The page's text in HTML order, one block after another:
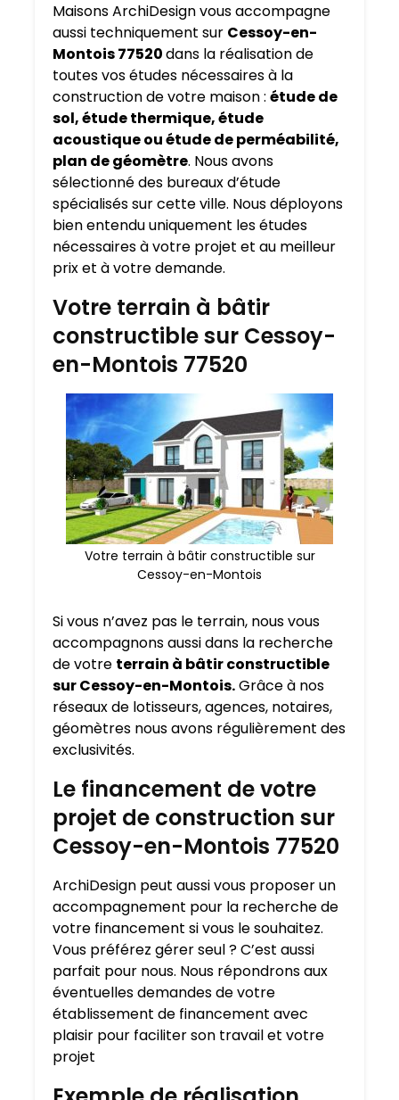
Maisons ArchiDesign vous accompagne
aussi techniquement sur Cessoy-en-
Montois 77520dans la réalisation de
toutes vos études nécessaires à la
construction de votre maison : étude de
sol, étude thermique, étude
acoustique ou étude de perméabilité,
plan de géomètre. Nous avons
sélectionné des bureaux d’étude
spécialisés sur cette ville. Nous déployons
bien entendu uniquement les études
nécessaires à votre projet et au meilleur
prix et à votre demande.
Votre terrain à bâtir
constructible sur Cessoy-
en-Montois 77520
Votre terrain à bâtir constructible sur
Cessoy-en-Montois
Si vous n’avez pas le terrain, nous vous
accompagnons aussi dans la recherche
de votre terrain à bâtir constructible
sur Cessoy-en-Montois.Grâce à nos
réseaux de lotisseurs, agences, notaires,
géomètres nous avons régulièrement des
exclusivités.
Le financement de votre
projet de construction sur
Cessoy-en-Montois 77520
ArchiDesign peut aussi vous proposer un
accompagnement pour la recherche de
votre financement si vous le souhaitez.
Vous préférez gérer seul ? C’est aussi
parfait pour nous. Nous répondrons aux
éventuelles demandes de votre
établissement de financement avec
plaisir pour faciliter son travail et votre
projet